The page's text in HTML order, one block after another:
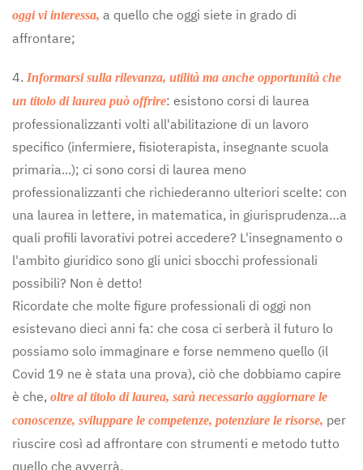
oggi vi interessa, a quello che oggi siete in grado di
affrontare;
4. Informarsi sulla rilevanza, utilità ma anche opportunità che
un titolo di laurea può offrire: esistono corsi di laurea
professionalizzanti volti all'abilitazione di un lavoro
specifico (infermiere, fisioterapista, insegnante scuola
primaria...); ci sono corsi di laurea meno
professionalizzanti che richiederanno ulteriori scelte: con
una laurea in lettere, in matematica, in giurisprudenza…a
quali profili lavorativi potrei accedere? L'insegnamento o
l'ambito giuridico sono gli unici sbocchi professionali
possibili? Non è detto!
Ricordate che molte figure professionali di oggi non
esistevano dieci anni fa: che cosa ci serberà il futuro lo
possiamo solo immaginare e forse nemmeno quello (il
Covid 19 ne è stata una prova), ciò che dobbiamo capire
è che, oltre al titolo di laurea, sarà necessario aggiornare le
conoscenze, sviluppare le competenze, potenziare le risorse, per
riuscire così ad affrontare con strumenti e metodo tutto
quello che avverrà.